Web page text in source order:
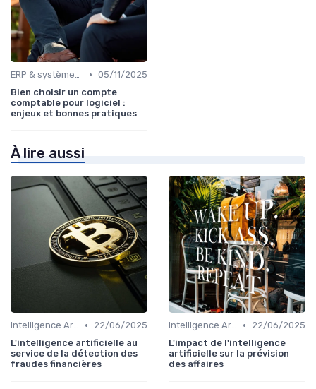
ERP & systèmes financiers • 05/11/2025
Bien choisir un compte
comptable pour logiciel :
enjeux et bonnes pratiques
À lire aussi
Intelligence Artificielle en finance •
22/06/2025
L'intelligence artificielle au
service de la détection des
fraudes financières
Intelligence Artificielle en finance •
22/06/2025
L'impact de l'intelligence
artificielle sur la prévision
des affaires